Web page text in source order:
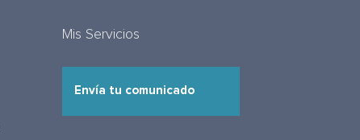
Mis Servicios
Envía tu comunicado